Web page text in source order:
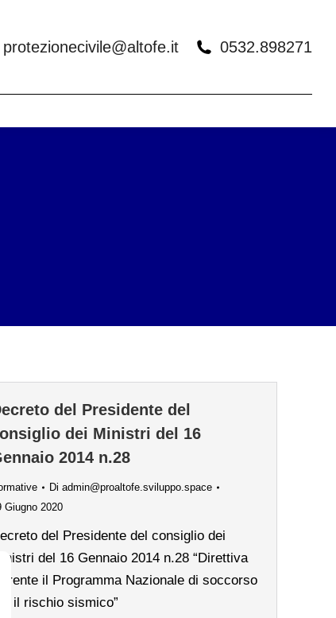
protezionecivile@altofe.it 0532.898271
del Presidente del
dei Ministri del 16
2014 n.28
Di admin@proaltofe.sviluppo.space
Giugno 2020
del Presidente del consiglio dei
del 16 Gennaio 2014 n.28 “Direttiva
il Programma Nazionale di soccorso
il rischio sismico”